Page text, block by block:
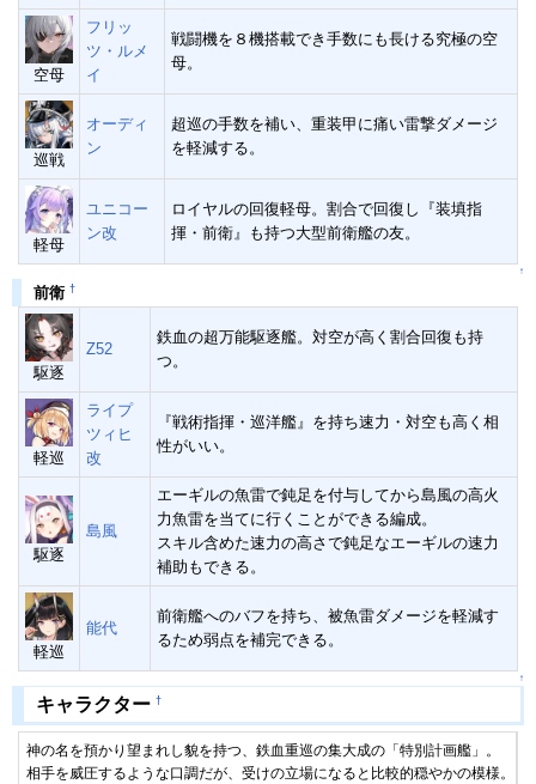
空母
フリッ
ツ・ルメ
イ
戦闘機を８機搭載でき手数にも長ける究極の空
母。
巡戦
オーディ
ン
超巡の手数を補い、重装甲に痛い雷撃ダメージ
を軽減する。
軽母
ユニコー
ン改
ロイヤルの回復軽母。割合で回復し『装填指
揮・前衛』も持つ大型前衛艦の友。
↑
前衛 †
駆逐
Z52
鉄血の超万能駆逐艦。対空が高く割合回復も持
つ。
軽巡
ライプ
ツィヒ
改
『戦術指揮・巡洋艦』を持ち速力・対空も高く相
性がいい。
駆逐
島風
エーギルの魚雷で鈍足を付与してから島風の高火
力魚雷を当てに行くことができる編成。
スキル含めた速力の高さで鈍足なエーギルの速力
補助もできる。
軽巡
能代
前衛艦へのバフを持ち、被魚雷ダメージを軽減す
るため弱点を補完できる。
↑
キャラクター †
神の名を預かり望まれし貌を持つ、鉄血重巡の集大成の「特別計画艦」。
相手を威圧するような口調だが、受けの立場になると比較的穏やかの模様。